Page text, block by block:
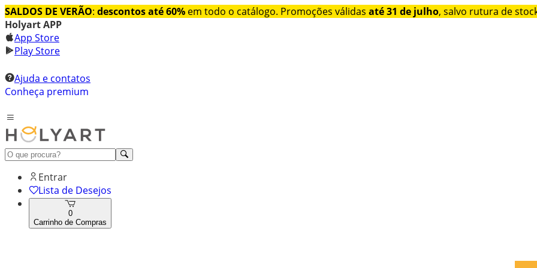
SALDOS DE VERÃO: descontos até 60% em todo o catálogo. Promoções válidas até 31 de julho, salvo rutura de
Holyart APP
App Store
Play Store
Ajuda e contatos
Conheça premium
Entrar
Lista de Desejos
0
Carrinho de Compras